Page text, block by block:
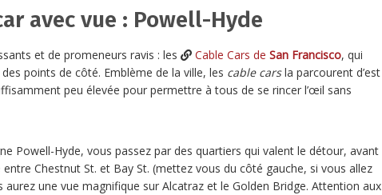
avec vue : Powell-Hyde
et de promeneurs ravis : les Cable Cars de San Francisco, qui
points de côté. Emblème de la ville, les cable carsla parcourent d’est
peu élevée pour permettre à tous de se rincer l’œil sans
Powell-Hyde, vous passez par des quartiers qui valent le détour, avant
Chestnut St. et Bay St. (mettez vous du côté gauche, si vous allez
aurez une vue magnifique sur Alcatraz et le Golden Bridge. Attention aux